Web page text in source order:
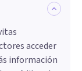
acceder
información